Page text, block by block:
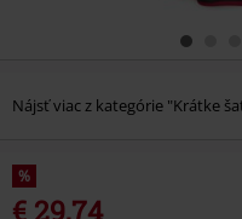
Nájsť viac z kategórie "Krátke
%
€ 29,74